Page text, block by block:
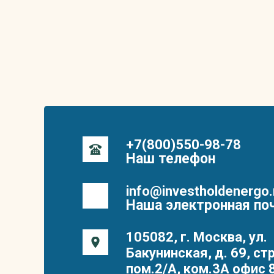
+7(800)550-98-78
Наш телефон
Наша электронная
105082, г. Москва, ул.
Бакунинская, д. 69,
пом.2/А, ком.3А офис